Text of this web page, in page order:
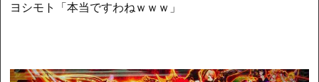
ヨシモト「本当ですわねｗｗｗ」